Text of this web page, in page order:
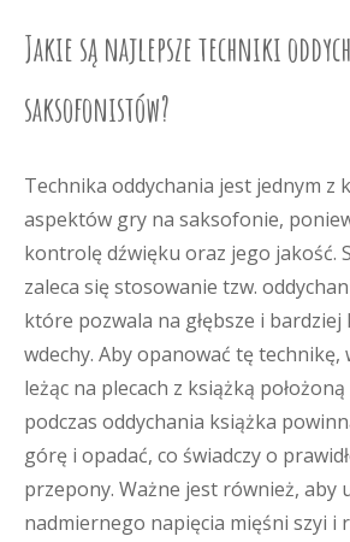
Jakie są najlepsze techniki
saksofonistów?
Technika oddychania jest jednym z
aspektów gry na saksofonie,
kontrolę dźwięku oraz jego jakość.
zaleca się stosowanie tzw.
które pozwala na głębsze i
wdechy. Aby opanować tę technikę,
leżąc na plecach z książką
podczas oddychania książka
górę i opadać, co świadczy o
przepony. Ważne jest również, aby
nadmiernego napięcia mięśni szyi i